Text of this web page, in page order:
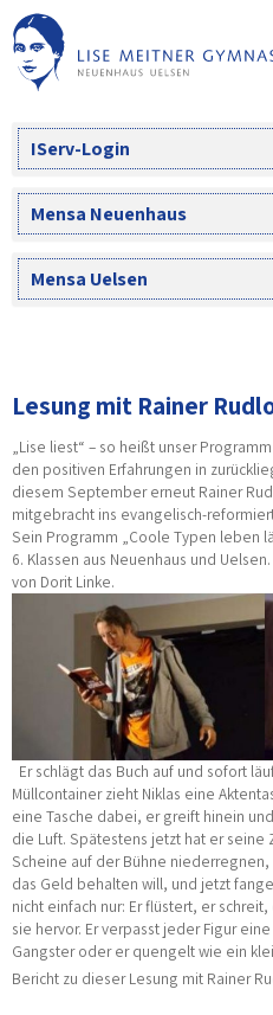
Skip
to
content
IServ-Login
Mensa Neuenhaus
Mensa Uelsen
Lesung mit Rainer
„Lise liest“ – so heißt unser
den positiven Erfahrungen in
diesem September erneut Rainer
mitgebracht ins evangelisch-
Sein Programm „Coole Typen leben
6. Klassen aus Neuenhaus und
von Dorit Linke.
Er schlägt das Buch auf und sofort
Müllcontainer zieht Niklas eine
eine Tasche dabei, er greift hinein
die Luft. Spätestens jetzt hat er seine
Scheine auf der Bühne
das Geld behalten will, und jetzt
nicht einfach nur: Er flüstert, er
sie hervor. Er verpasst jeder Figur
Gangster oder er quengelt wie ein
Bericht zu dieser Lesung mit Rainer